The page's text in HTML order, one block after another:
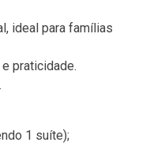
ideal para famílias
praticidade.
1 suíte);